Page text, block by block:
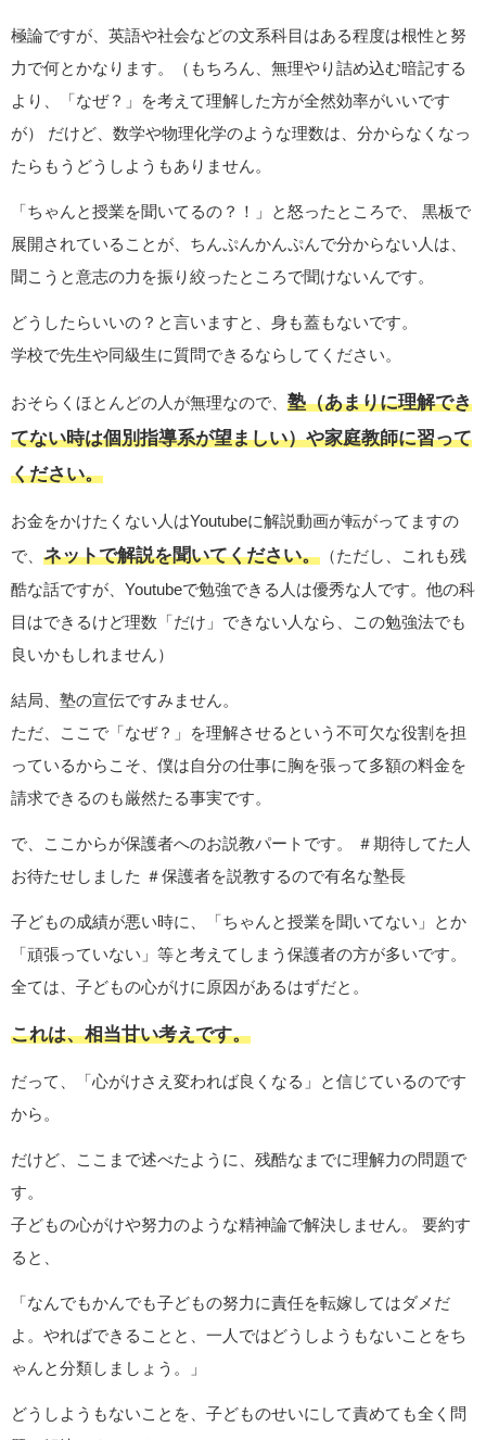
極論ですが、英語や社会などの文系科目はある程度は根性と努
力で何とかなります。（もちろん、無理やり詰め込む暗記する
より、「なぜ？」を考えて理解した方が全然効率がいいです
が） だけど、数学や物理化学のような理数は、分からなくなっ
たらもうどうしようもありません。
「ちゃんと授業を聞いてるの？！」と怒ったところで、 黒板で
展開されていることが、ちんぷんかんぷんで分からない人は、
聞こうと意志の力を振り絞ったところで聞けないんです。
どうしたらいいの？と言いますと、身も蓋もないです。
学校で先生や同級生に質問できるならしてください。
おそらくほとんどの人が無理なので、 塾（あまりに理解でき
てない時は個別指導系が望ましい）や家庭教師に習って
ください。
お金をかけたくない人はYoutubeに解説動画が転がってますの
で、 ネットで解説を聞いてください。 （ただし、これも残
酷な話ですが、Youtubeで勉強できる人は優秀な人です。他の科
目はできるけど理数「だけ」できない人なら、この勉強法でも
良いかもしれません）
結局、塾の宣伝ですみません。
ただ、ここで「なぜ？」を理解させるという不可欠な役割を担
っているからこそ、僕は自分の仕事に胸を張って多額の料金を
請求できるのも厳然たる事実です。
で、ここからが保護者へのお説教パートです。 ＃期待してた人
お待たせしました ＃保護者を説教するので有名な塾長
子どもの成績が悪い時に、「ちゃんと授業を聞いてない」とか
「頑張っていない」等と考えてしまう保護者の方が多いです。
全ては、子どもの心がけに原因があるはずだと。
これは、相当甘い考えです。
だって、「心がけさえ変われば良くなる」と信じているのです
から。
だけど、ここまで述べたように、残酷なまでに理解力の問題で
す。
子どもの心がけや努力のような精神論で解決しません。 要約す
ると、
「なんでもかんでも子どもの努力に責任を転嫁してはダメだ
よ。やればできることと、一人ではどうしようもないことをち
ゃんと分類しましょう。」
どうしようもないことを、子どものせいにして責めても全く問